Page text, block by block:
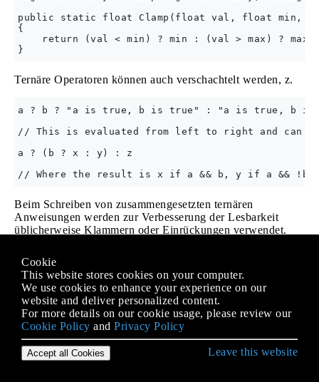
public static float Clamp(float val, float min,
{
return (val < min) ? min : (val > max) ? max
Ternäre Operatoren können auch verschachtelt werden, z.
a ? b ? "a is true, b is true" : "a is true, b
// This is evaluated from left to right and can
a ? (b ? x : y) : z
Beim Schreiben von zusammengesetzten ternären
Anweisungen werden zur Verbesserung der Lesbarkeit
üblicherweise Klammern oder Einrückungen verwendet.
müssen identisch sein, oder es muss eine implizite
Konvertierung von einer zur anderen vorliegen.
condition ? 3 : "Not three"; // Doesn't compile
condition ? 3.ToString() : "Not three"; // OK
condition ? 3 : 3.5; // OK because there is an
Cookie
This website stores cookies on your computer.
We use cookies to enhance your experience on our
website and deliver personalized content.
For more details on our cookie usage, please review our
Cookie Policy and Privacy Policy
Accept all Cookies Leave this website